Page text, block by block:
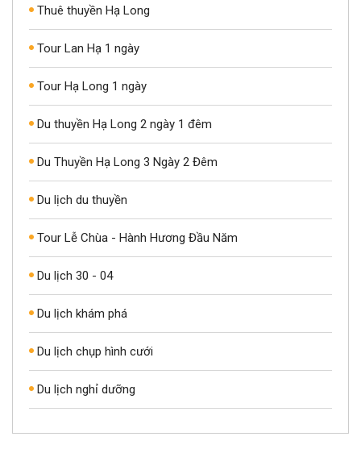
Thuê thuyền Hạ Long
Tour Lan Hạ 1 ngày
Tour Hạ Long 1 ngày
Du thuyền Hạ Long 2 ngày 1 đêm
Du Thuyền Hạ Long 3 Ngày 2 Đêm
Du lịch du thuyền
Tour Lễ Chùa - Hành Hương Đầu Năm
Du lịch 30 - 04
Du lịch khám phá
Du lịch chụp hình cưới
Du lịch nghỉ dưỡng